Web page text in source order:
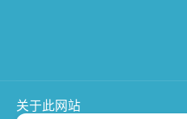
关于此网站